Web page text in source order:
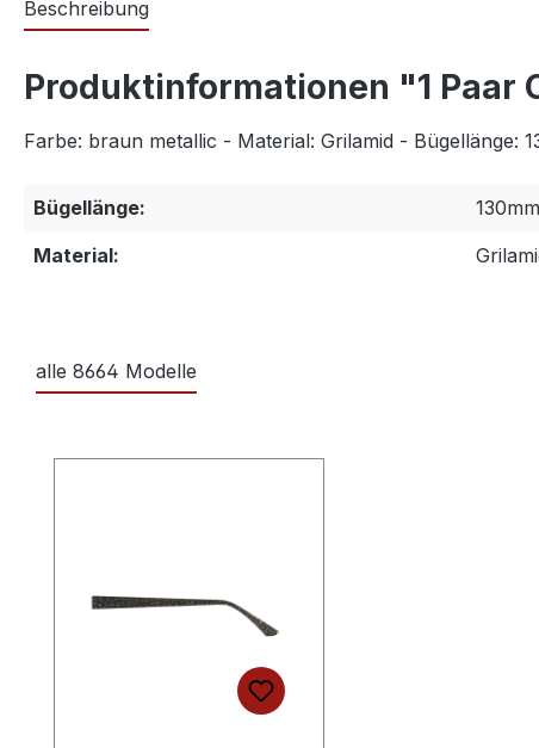
Beschreibung
Produktinformationen "1 Paar
Farbe: braun metallic - Material: Grilamid - Bügellänge:
Bügellänge:
130mm
Material:
alle 8664 Modelle